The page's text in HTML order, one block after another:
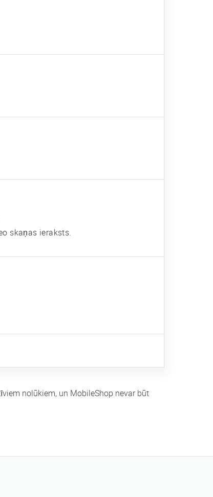
skaņas ieraksts.
nolūkiem, un MobileShop nevar būt